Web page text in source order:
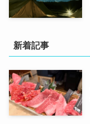
新着記事